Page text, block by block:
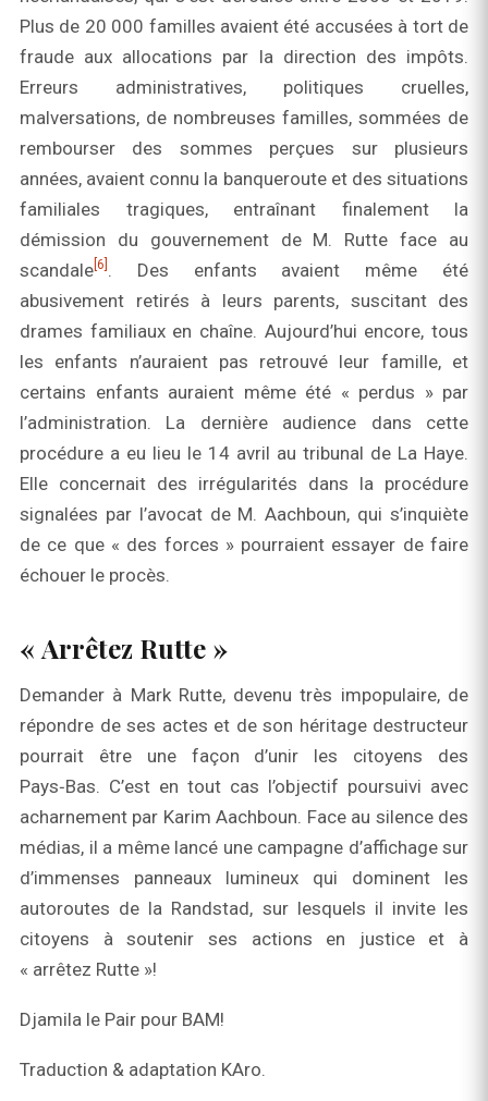
Plus de 20 000 familles avaient été accusées à tort de
fraude aux allocations par la direction des impôts.
Erreurs administratives, politiques cruelles,
malversations, de nombreuses familles, sommées de
rembourser des sommes perçues sur plusieurs
années, avaient connu la banqueroute et des situations
familiales tragiques, entraînant finalement la
démission du gouvernement de M. Rutte face au
scandale [6] . Des enfants avaient même été
abusivement retirés à leurs parents, suscitant des
drames familiaux en chaîne. Aujourd’hui encore, tous
les enfants n’auraient pas retrouvé leur famille, et
certains enfants auraient même été « perdus » par
l’administration. La dernière audience dans cette
procédure a eu lieu le 14 avril au tribunal de La Haye.
Elle concernait des irrégularités dans la procédure
signalées par l’avocat de M. Aachboun, qui s’inquiète
de ce que « des forces » pourraient essayer de faire
échouer le procès.
« Arrêtez Rutte »
Demander à Mark Rutte, devenu très impopulaire, de
répondre de ses actes et de son héritage destructeur
pourrait être une façon d’unir les citoyens des
Pays‑Bas. C’est en tout cas l’objectif poursuivi avec
acharnement par Karim Aachboun. Face au silence des
médias, il a même lancé une campagne d’affichage sur
d’immenses panneaux lumineux qui dominent les
autoroutes de la Randstad, sur lesquels il invite les
citoyens à soutenir ses actions en justice et à
« arrêtez Rutte »!
Djamila le Pair pour BAM!
Traduction & adaptation KAro.